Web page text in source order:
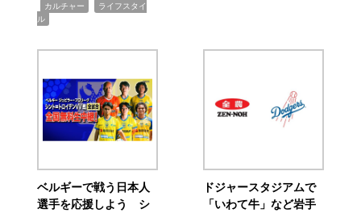
カルチャー
ライフスタイ
ル
ベルギーで戦う日本人
選手を応援しよう シ
ドジャースタジアムで
「いわて牛」など岩手